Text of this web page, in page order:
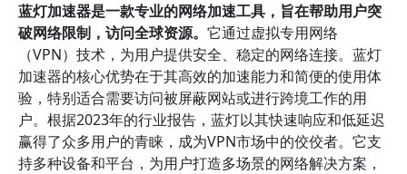
蓝灯加速器是一款专业的网络加速工具，旨在帮助用户突
破网络限制，访问全球资源。 它通过虚拟专用网络
（VPN）技术，为用户提供安全、稳定的网络连接。蓝灯
加速器的核心优势在于其高效的加速能力和简便的使用体
验，特别适合需要访问被屏蔽网站或进行跨境工作的用
户。根据2023年的行业报告，蓝灯以其快速响应和低延迟
赢得了众多用户的青睐，成为VPN市场中的佼佼者。它支
持多种设备和平台，为用户打造多场景的网络解决方案，